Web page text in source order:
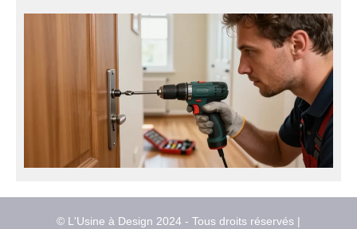
© L'Usine à Design 2024 - Tous droits réservés |